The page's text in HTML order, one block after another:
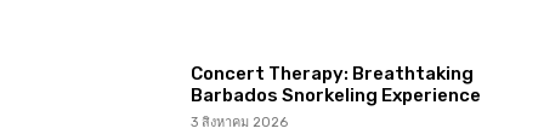
Concert Therapy: Breathtaking
Barbados Snorkeling Experience
3 สิงหาคม 2026